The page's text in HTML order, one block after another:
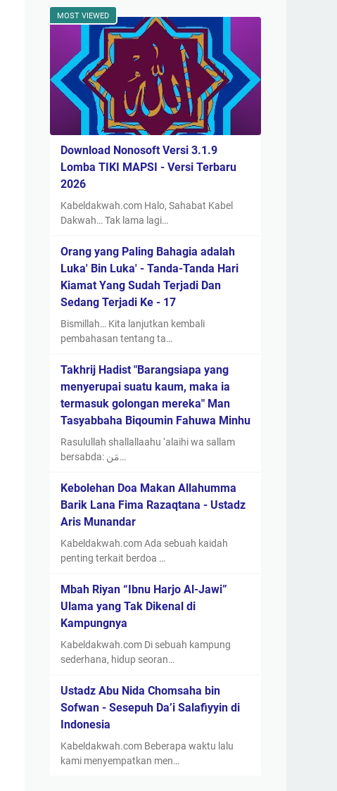
MOST VIEWED
Download Nonosoft Versi 3.1.9
Lomba TIKI MAPSI - Versi Terbaru
2026
Kabeldakwah.com Halo, Sahabat Kabel
Dakwah… Tak lama lagi…
Orang yang Paling Bahagia adalah
Luka' Bin Luka' - Tanda-Tanda Hari
Kiamat Yang Sudah Terjadi Dan
Sedang Terjadi Ke - 17
Bismillah… Kita lanjutkan kembali
pembahasan tentang ta…
Takhrij Hadist "Barangsiapa yang
menyerupai suatu kaum, maka ia
termasuk golongan mereka" Man
Tasyabbaha Biqoumin Fahuwa Minhu
Rasulullah shallallaahu ‘alaihi wa sallam
bersabda: مَن…
Kebolehan Doa Makan Allahumma
Barik Lana Fima Razaqtana - Ustadz
Aris Munandar
Kabeldakwah.com Ada sebuah kaidah
penting terkait berdoa …
Mbah Riyan “Ibnu Harjo Al-Jawi”
Ulama yang Tak Dikenal di
Kampungnya
Kabeldakwah.com Di sebuah kampung
sederhana, hidup seoran…
Ustadz Abu Nida Chomsaha bin
Sofwan - Sesepuh Da’i Salafiyyin di
Indonesia
Kabeldakwah.com Beberapa waktu lalu
kami menyempatkan men…